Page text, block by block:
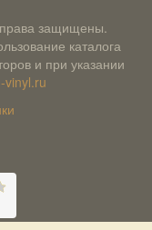
защищены.
каталога
и при указании
vinyl.ru